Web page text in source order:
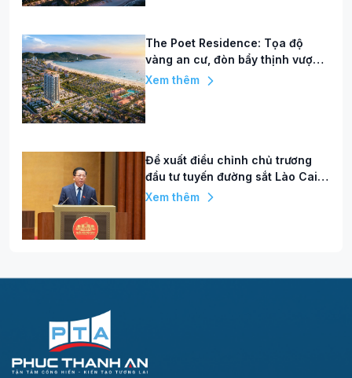
The Poet Residence: Tọa độ
vàng an cư, đòn bẩy thịnh vượng
giữa trung tâm Đà Nẵng
Xem thêm
Đề xuất điều chỉnh chủ trương
đầu tư tuyến đường sắt Lào Cai -
Hà Nội - Hải Phòng, vốn tăng hơn
Xem thêm